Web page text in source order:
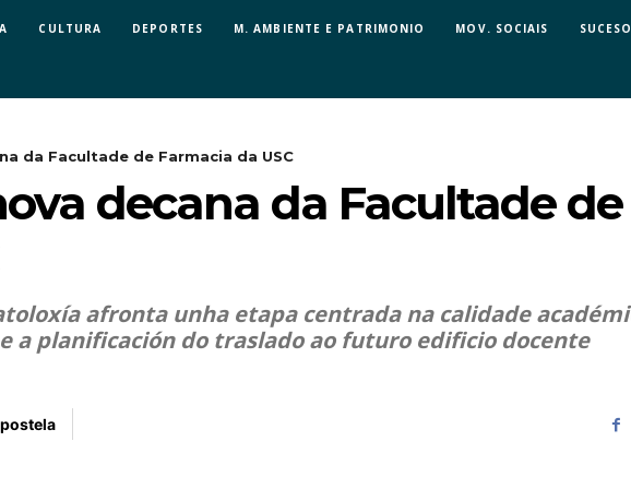
CULTURA DEPORTES M. AMBIENTE E PATRIMONIO MOV. SOCIAIS
da Facultade de Farmacia da USC
decana da Facultade de
afronta unha etapa centrada na calidade
a planificación do traslado ao futuro edificio docente